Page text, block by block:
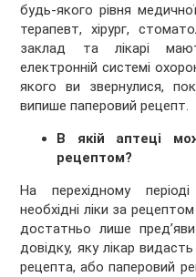
будь-якого рівня
терапевт, хірург,
заклад та лікарі
електронній системі
якого ви звернулися,
випише паперовий рецепт.
В якій аптеці
рецептом?
На перехідному
необхідні ліки за
достатньо лише
довідку, яку лікар
рецепта, або паперовий